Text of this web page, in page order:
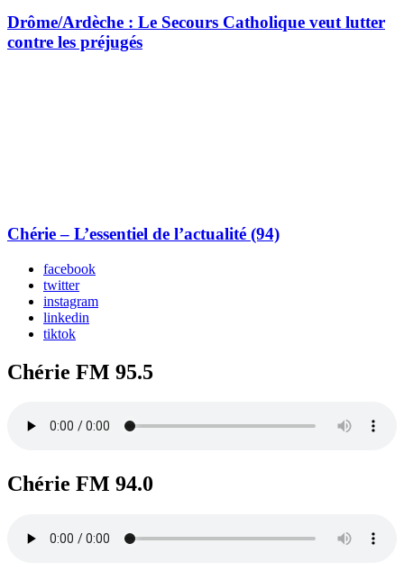
Drôme/Ardèche : Le Secours Catholique veut lutter
contre les préjugés
Chérie – L’essentiel de l’actualité (94)
facebook
twitter
instagram
linkedin
tiktok
Chérie FM 95.5
Chérie FM 94.0